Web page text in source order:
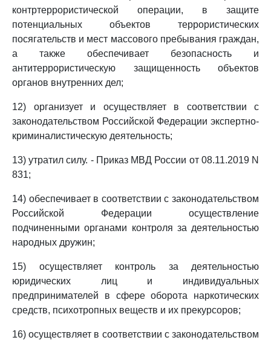
контртеррористической операции, в защите
потенциальных объектов террористических
посягательств и мест массового пребывания граждан,
а также обеспечивает безопасность и
антитеррористическую защищенность объектов
органов внутренних дел;
12) организует и осуществляет в соответствии с
законодательством Российской Федерации экспертно-
криминалистическую деятельность;
13) утратил силу. - Приказ МВД России от 08.11.2019 N
831;
14) обеспечивает в соответствии с законодательством
Российской Федерации осуществление
подчиненными органами контроля за деятельностью
народных дружин;
15) осуществляет контроль за деятельностью
юридических лиц и индивидуальных
предпринимателей в сфере оборота наркотических
средств, психотропных веществ и их прекурсоров;
16) осуществляет в соответствии с законодательством